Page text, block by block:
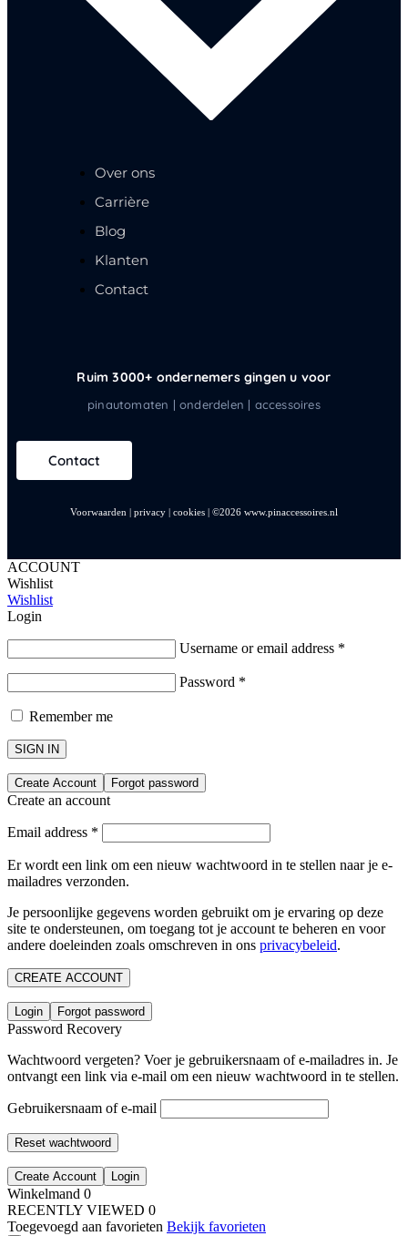
Over ons
Carrière
Blog
Klanten
Contact
Ruim 3000+ ondernemers gingen u voor
pinautomaten | onderdelen | accessoires
Contact
Voorwaarden privacy cookies ©2026 www.pinaccessoires.nl
ACCOUNT
Wishlist
Wishlist
Login
Username or email address *
Password *
Remember me
SIGN IN
Create Account Forgot password
Create an account
Email address *
Er wordt een link om een nieuw wachtwoord in te stellen naar je e-
mailadres verzonden.
Je persoonlijke gegevens worden gebruikt om je ervaring op deze
site te ondersteunen, om toegang tot je account te beheren en voor
andere doeleinden zoals omschreven in ons privacybeleid.
CREATE ACCOUNT
Login Forgot password
Password Recovery
Wachtwoord vergeten? Voer je gebruikersnaam of e-mailadres in. Je
ontvangt een link via e-mail om een nieuw wachtwoord in te stellen.
Gebruikersnaam of e-mail
Reset wachtwoord
Create Account Login
Winkelmand 0
RECENTLY VIEWED 0
Toegevoegd aan favorieten Bekijk favorieten